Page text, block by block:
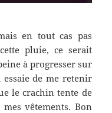
en tout cas pas
pluie, ce serait
à progresser sur
de me retenir
le crachin tente de
vêtements. Bon